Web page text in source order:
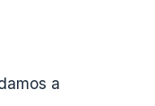
a